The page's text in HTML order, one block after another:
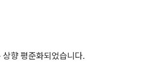
향 평준화되었습니다.